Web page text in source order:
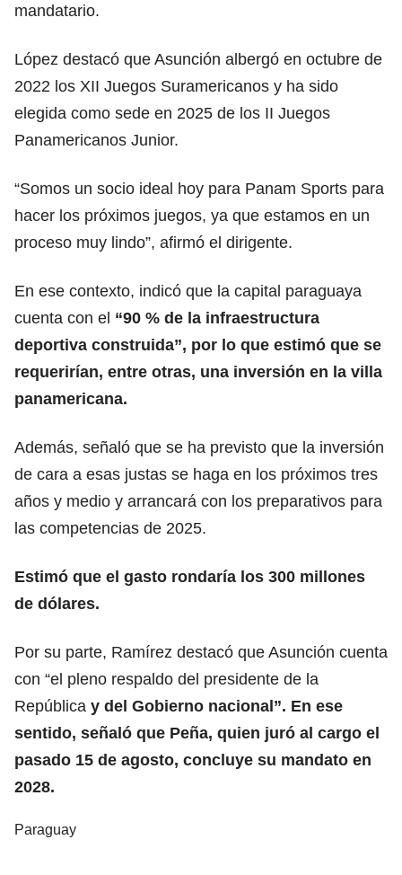
mandatario.
López destacó que Asunción albergó en octubre de
2022 los XII Juegos Suramericanos y ha sido
elegida como sede en 2025 de los II Juegos
Panamericanos Junior.
“Somos un socio ideal hoy para Panam Sports para
hacer los próximos juegos, ya que estamos en un
proceso muy lindo”, afirmó el dirigente.
En ese contexto, indicó que la capital paraguaya
cuenta con el “90 % de la infraestructura
deportiva construida”, por lo que estimó que se
requerirían, entre otras, una inversión en la villa
panamericana.
Además, señaló que se ha previsto que la inversión
de cara a esas justas se haga en los próximos tres
años y medio y arrancará con los preparativos para
las competencias de 2025.
Estimó que el gasto rondaría los 300 millones
de dólares.
Por su parte, Ramírez destacó que Asunción cuenta
con “el pleno respaldo del presidente de la
República y del Gobierno nacional”. En ese
sentido, señaló que Peña, quien juró al cargo el
pasado 15 de agosto, concluye su mandato en
2028.
Paraguay